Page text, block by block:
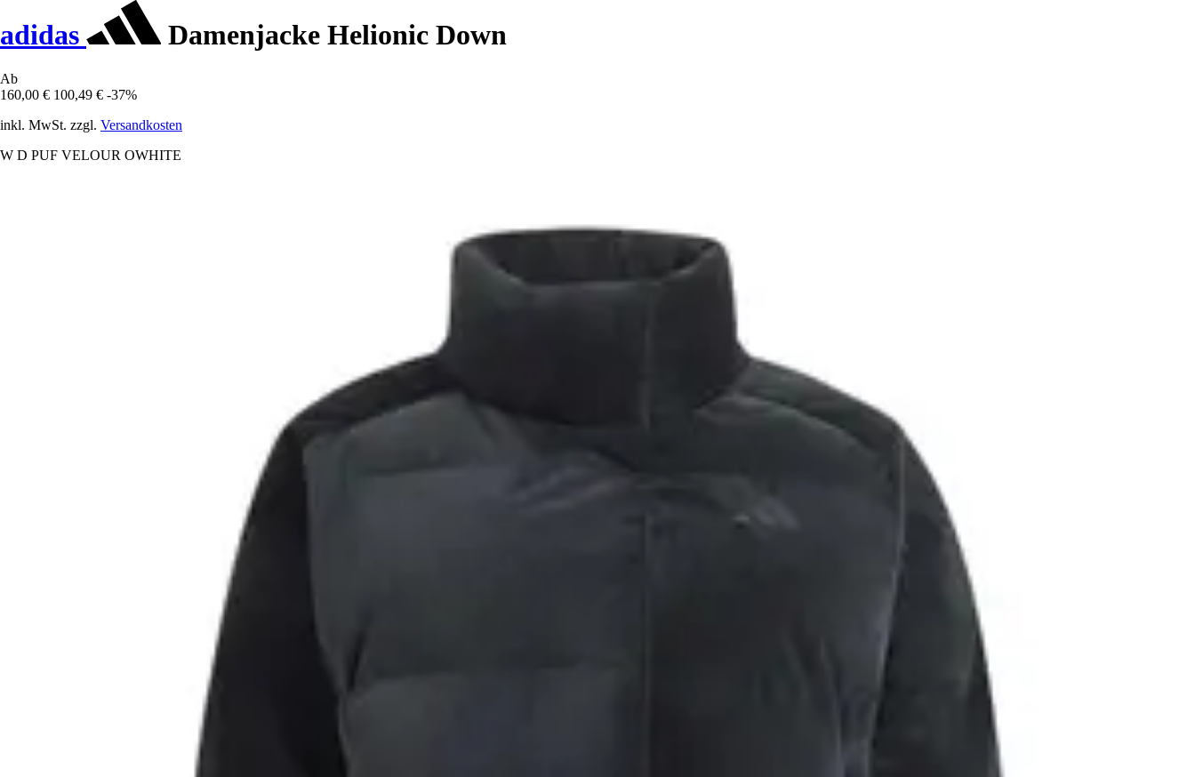
adidas Damenjacke Helionic Down
Ab
160,00 € 100,49 € -37%
inkl. MwSt. zzgl. Versandkosten
W D PUF VELOUR OWHITE